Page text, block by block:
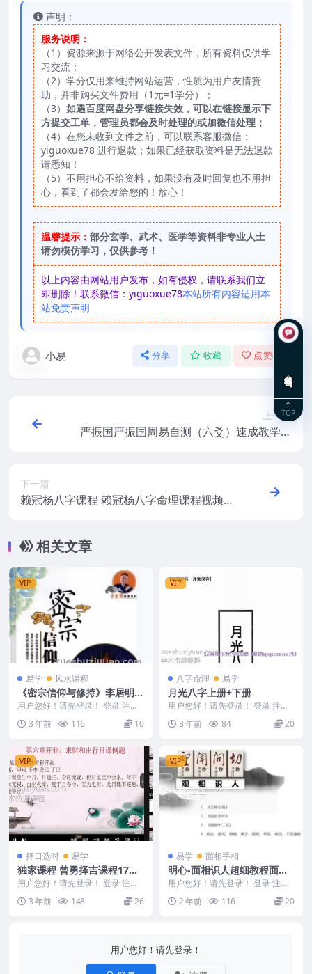
声明：
服务说明：
（1）资源来源于网络公开发表文件，所有资料仅供学
习交流；
（2）学分仅用来维持网站运营，性质为用户友情赞
助，并非购买文件费用（1元=1学分）；
（3） 如遇百度网盘分享链接失效，可以在链接显示下
方提交工单，管理员都会及时处理的或加微信处理；
（4）在您未收到文件之前，可以联系客服微信：
yiguoxue78 进行退款；如果已经获取资料是无法退款
请悉知！
（5）不用担心不给资料，如果没有及时回复也不用担
心，看到了都会发给您的！放心！
温馨提示： 部分玄学、武术、医学等资料非专业人士
请勿模仿学习，仅供参考！
以上内容由网站用户发布，如有侵权，请联系我们立
即删除！联系微信：yiguoxue78本站所有内容适用本
站免责声明
小易 分享 收藏 点赞(
上一篇
严振国严振国周易自测（六爻）速成教学培
下一篇
赖冠杨八字课程 赖冠杨八字命理课程视频33
相关文章
VIP
易学 风水课程
《密宗信仰与修持》李居明着
2010.pdf
用户您好！请先登录！ 登录 注册
编号：DF13 《密宗信仰与修持》
李居明着20...
3 年前 116 10
VIP
八字命理 易学
月光八字上册+下册
用户您好！请先登录！ 登录 注册
月光八字弟子班高级教材上下集 2
310190
3 年前 84 20
VIP
择日选时 易学
独家课程 曾勇择吉课程17集
视频课程全集
用户您好！请先登录！ 登录 注册
最新课程 曾勇择吉课程17集全 曾
氏易学择吉1...
3 年前 148 26
VIP
易学 面相手相
明心-面相识人超细教程面相
必学1集视频
用户您好！请先登录！ 登录 注册
明心-面相识人超细教程面相必学 2
403178...
2 年前 116 20
用户您好！请先登录！
TOP